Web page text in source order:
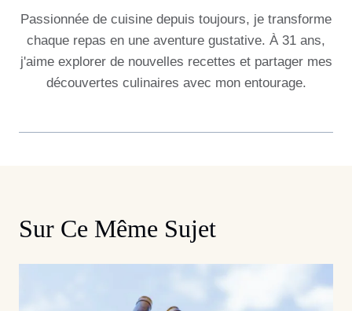
Passionnée de cuisine depuis toujours, je transforme
chaque repas en une aventure gustative. À 31 ans,
j'aime explorer de nouvelles recettes et partager mes
découvertes culinaires avec mon entourage.
Sur Ce Même Sujet